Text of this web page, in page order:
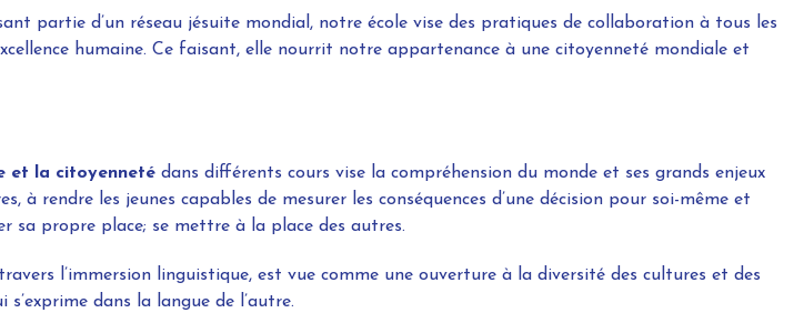
partie d’un réseau jésuite mondial, notre école vise des pratiques de collaboration à tous les
humaine. Ce faisant, elle nourrit notre appartenance à une citoyenneté mondiale et
et la citoyennetédans différents cours vise la compréhension du monde et ses grands enjeux
à rendre les jeunes capables de mesurer les conséquences d’une décision pour soi-même et
sa propre place; se mettre à la place des autres.
l’immersion linguistique, est vue comme une ouverture à la diversité des cultures et des
dans la langue de l’autre.